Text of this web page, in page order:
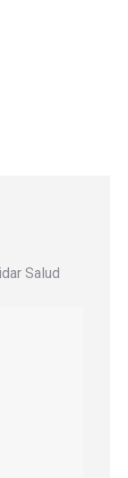
Salud